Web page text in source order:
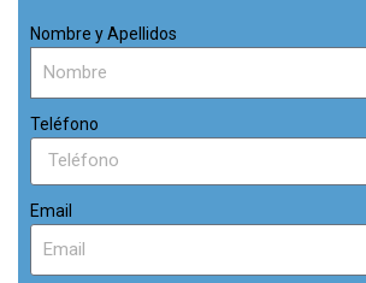
Nombre y Apellidos
Teléfono
Email